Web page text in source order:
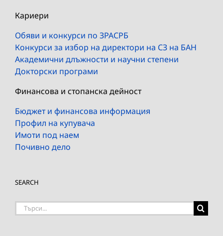
Кариери
Обяви и конкурси по ЗРАСРБ
Конкурси за избор на директори на СЗ на БАН
Академични длъжности и научни степени
Докторски програми
Финансова и стопанска дейност
Бюджет и финансова информация
Профил на купувача
Имоти под наем
Почивно дело
SEARCH
Търсене